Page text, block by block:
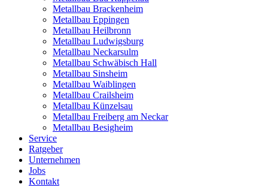
Metallbau Brackenheim
Metallbau Eppingen
Metallbau Heilbronn
Metallbau Ludwigsburg
Metallbau Neckarsulm
Metallbau Schwäbisch Hall
Metallbau Sinsheim
Metallbau Waiblingen
Metallbau Crailsheim
Metallbau Künzelsau
Metallbau Freiberg am Neckar
Metallbau Besigheim
Service
Ratgeber
Unternehmen
Jobs
Kontakt